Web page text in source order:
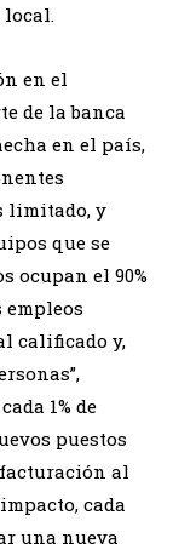
en el
de la banca
en el país,
limitado, y
que se
ocupan el 90%
empleos
calificado y,
1% de
puestos
al
cada
una nueva